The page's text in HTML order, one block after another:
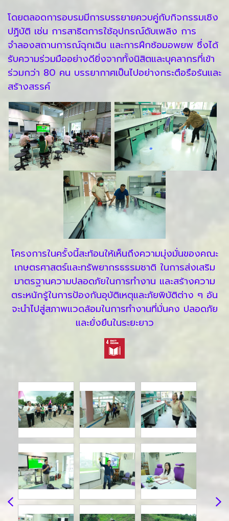
โดยตลอดการอบรมมีการบรรยายควบคู่กับกิจกรรมเชิง
ปฏิบัติ เช่น การสาธิตการใช้อุปกรณ์ดับเพลิง การ
จำลองสถานการณ์ฉุกเฉิน และการฝึกซ้อมอพยพ ซึ่งได้
รับความร่วมมืออย่างดียิ่งจากทั้งนิสิตและบุคลากรที่เข้า
ร่วมกว่า 80 คน บรรยากาศเป็นไปอย่างกระตือรือร้นและ
สร้างสรรค์
โครงการในครั้งนี้สะท้อนให้เห็นถึงความมุ่งมั่นของคณะ
เกษตรศาสตร์และทรัพยากรธรรมชาติ ในการส่งเสริม
มาตรฐานความปลอดภัยในการทำงาน และสร้างความ
ตระหนักรู้ในการป้องกันอุบัติเหตุและภัยพิบัติต่าง ๆ อัน
จะนำไปสู่สภาพแวดล้อมในการทำงานที่มั่นคง ปลอดภัย
และยั่งยืนในระยะยาว